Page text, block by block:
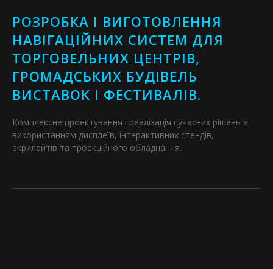
РОЗРОБКА І ВИГОТОВЛЕННЯ
НАВІГАЦІЙНИХ СИСТЕМ ДЛЯ
ТОРГОВЕЛЬНИХ ЦЕНТРІВ,
ГРОМАДСЬКИХ БУДІВЕЛЬ
ВИСТАВОК І ФЕСТИВАЛІВ.
Комплексне проектування і реалізація сучасних рішень з
використанням дисплеїв, інтерактивних стендів,
акрилайтів та проекційного обладнання.